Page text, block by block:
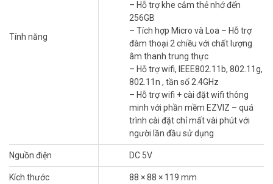
Tính năng thông minh
Tính năng
– Hỗ trợ khe cắm thẻ nhớ đến
256GB
– Tích hợp Micro và Loa – Hỗ trợ
đàm thoại 2 chiều với chất lượng
âm thanh trung thực
– Hỗ trợ wifi, IEEE802.11b, 802.11g,
802.11n , tần số 2.4GHz
– Hỗ trợ wifi + cài đặt wifi thông
minh với phần mềm EZVIZ – quá
trình cài đặt chỉ mất vài phút với
người lần đầu sử dụng
Nguồn điện DC 5V
Kích thước 88 × 88 × 119 mm